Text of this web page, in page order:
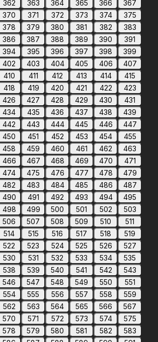
362 363 364 365 366
367
370 371 372 373 374
375
378 379 380 381 382
383
386 387 388 389 390
391
394 395 396 397 398
399
402 403 404 405 406
407
410 411 412 413 414
415
418 419 420 421 422
423
426 427 428 429 430
431
434 435 436 437 438
439
442 443 444 445 446
447
450 451 452 453 454
455
458 459 460 461 462
463
466 467 468 469 470
471
474 475 476 477 478
479
482 483 484 485 486
487
490 491 492 493 494
495
498 499 500 501 502
503
506 507 508 509 510
511
514 515 516 517 518
519
522 523 524 525 526
527
530 531 532 533 534
535
538 539 540 541 542
543
546 547 548 549 550
551
554 555 556 557 558
559
562 563 564 565 566
567
570 571 572 573 574
575
578 579 580 581 582
583